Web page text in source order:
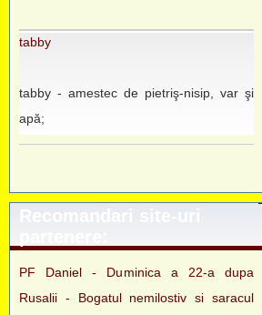
tabby
tabby - amestec de pietriş-nisip, var şi
apă;
Recomandari site-uri
PF Daniel - Duminica a 22-a dupa
Rusalii - Bogatul nemilostiv si saracul